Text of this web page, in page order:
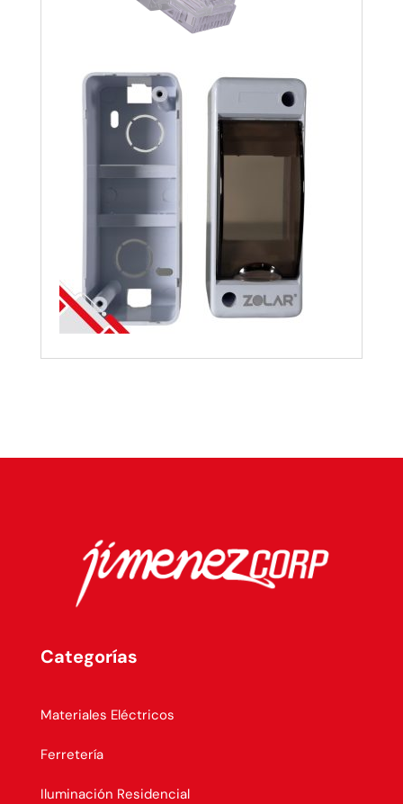
Categorías
Materiales Eléctricos
Ferretería
Iluminación Residencial